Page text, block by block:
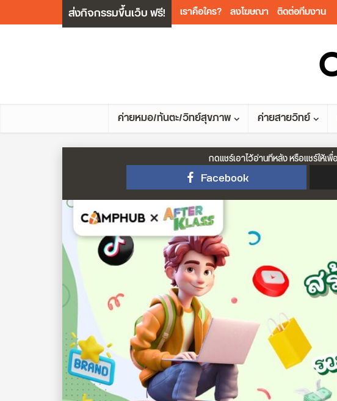
ส่งกิจกรรมขึ้นเว็บ ฟรี! เราคือใคร? ลงโฆษณา ติดต่อทีมงาน
ค่ายหมอ/ทันตะ/วิทย์สุขภาพ ค่ายสายวิทย์
กดแชร์เอาไว้อ่านทีหลัง หรือแชร์ให้เ
Facebook